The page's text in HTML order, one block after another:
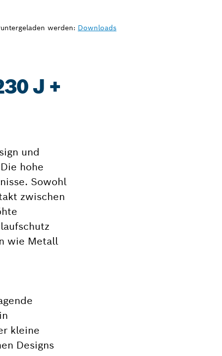
werden: Downloads
J +
und
hohe
Sowohl
zwischen
wie Metall
kleine
Designs